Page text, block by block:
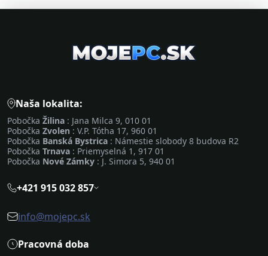
Naša lokalita:
Pobočka Žilina : Jana Milca 9, 010 01
Pobočka Zvolen : V.P. Tótha 17, 960 01
Pobočka Banská Bystrica : Námestie slobody 8 budova R2
Pobočka Trnava : Priemyselná 1, 917 01
Pobočka Nové Zámky : J. Simora 5, 940 01
+421 915 032 857
info@mojepc.sk
Pracovná doba